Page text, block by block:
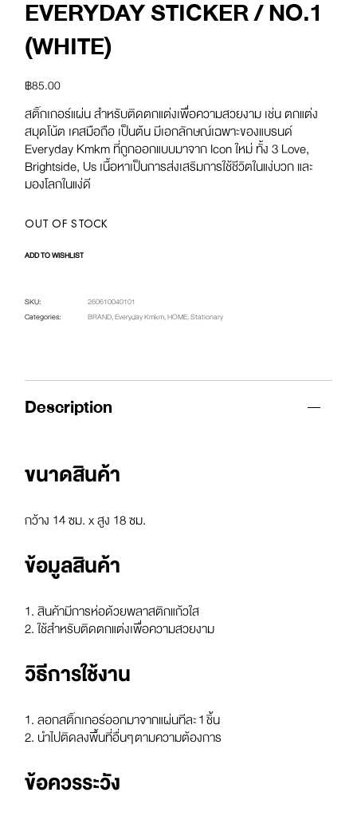
EVERYDAY STICKER / NO.1
(WHITE)
฿85.00
สติ๊กเกอร์แผ่น สําหรับติดตกแต่งเพื่อความสวยงาม เช่น ตกแต่ง
สมุดโน้ต เคสมือถือ เป็นต้น มีเอกลักษณ์เฉพาะของแบรนด์
Everyday Kmkm ที่ถูกออกแบบมาจาก Icon ใหม่ ทั้ง 3 Love,
Brightside, Us เนื้อหาเป็นการส่งเสริมการใช้ชีวิตในแง่บวก และ
มองโลกในแง่ดี
OUT OF STOCK
ADD TO WISHLIST
SKU:
260610040101
Categories:
BRAND,Everyday Kmkm,HOME,Stationary
Description
ขนาดสินค้า
กว้าง 14 ซม. x สูง 18 ซม.
ข้อมูลสินค้า
1. สินค้ามีการห่อด้วยพลาสติกแก้วใส
2. ใช้สำหรับติดตกแต่งเพื่อความสวยงาม
วิธีการใช้งาน
1. ลอกสติ๊กเกอร์ออกมาจากแผ่นทีละ 1 ชิ้น
2. นำไปติดลงพื้นที่อื่นๆ ตามความต้องการ
ข้อควรระวัง